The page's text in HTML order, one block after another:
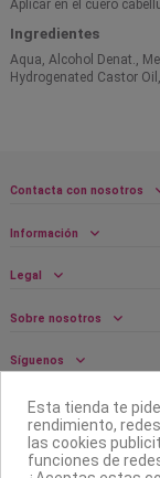
Aplicar en el cuero
Ingredientes
Aqua, Alcohol Denat.,
Hydrogenated Castor
Contacta con nosotros
Información
Legal
Sobre nosotros
Síguenos
Boletín
Esta tienda te
rendimiento,
las cookies
funciones de